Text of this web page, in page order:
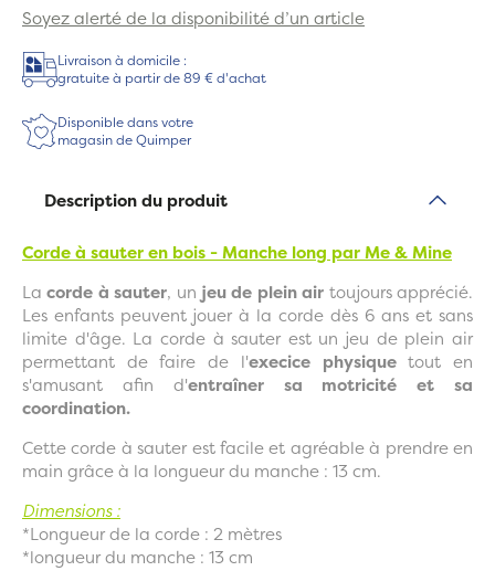
Soyez alerté de la disponibilité d’un article
Livraison à domicile :
gratuite à partir de 89 € d'achat
Disponible dans votre
magasin de Quimper
Description du produit
Corde à sauter en bois - Manche long par Me & Mine
Lacorde à sauter, un jeu de plein air toujours apprécié.
Les enfants peuvent jouer à la corde dès 6 ans et sans
limite d'âge. La corde à sauter est un jeu de plein air
permettant de faire de l'execice physiquetout en
s'amusant afin d'entraîner sa motricité et sa
coordination.
Cette corde à sauter est facile et agréable à prendre en
main grâce à la longueur du manche : 13 cm.
Dimensions :
*Longueur de la corde : 2 mètres
*longueur du manche : 13 cm